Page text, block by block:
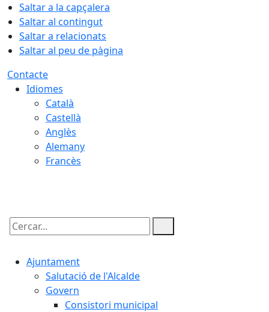
Saltar a la capçalera
Saltar al contingut
Saltar a relacionats
Saltar al peu de pàgina
Contacte
Idiomes
Català
Castellà
Anglès
Alemany
Francès
Cercar:
Ajuntament
Salutació de l'Alcalde
Govern
Consistori municipal